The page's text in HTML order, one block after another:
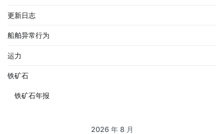
更新日志
船舶异常行为
运力
铁矿石
铁矿石年报
2026 年 8 月